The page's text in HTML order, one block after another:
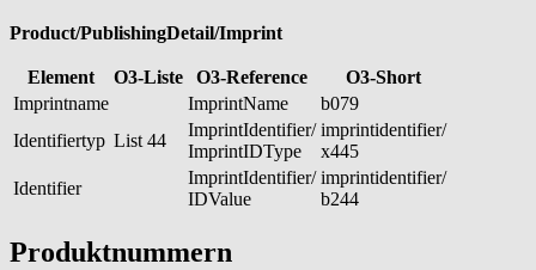
Product/PublishingDetail/Imprint
Element O3-Liste O3-Reference
O3-Short
Imprintname
ImprintName
b079
Identifiertyp List 44
ImprintIdentifier/
ImprintIDType
imprintidentifier/
x445
Identifier
ImprintIdentifier/
IDValue
imprintidentifier/
b244
Produktnummern